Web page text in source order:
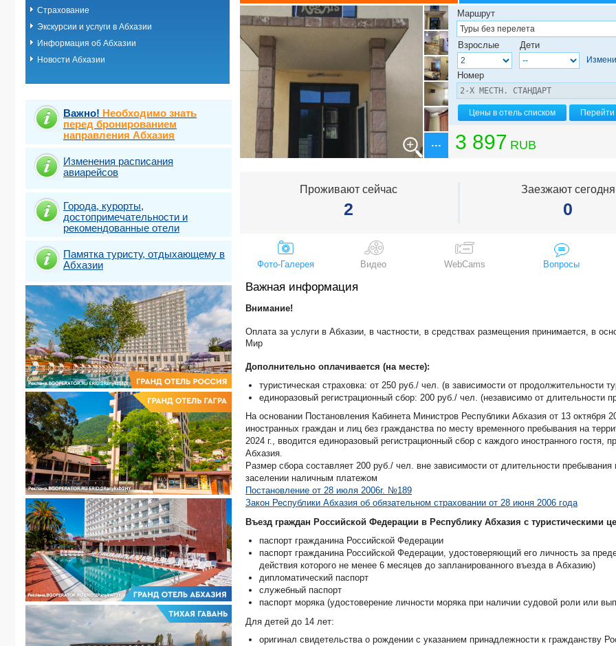
Страхование
Экскурсии и услуги в Абхазии
Информация об Абхазии
Новости Абхазии
Важно! Необходимо знать
перед бронированием
направления Абхазия
Изменения расписания
авиарейсов
Города, курорты,
достопримечательности и
рекомендованные отели
Памятка туристу, отдыхающему в
Абхазии
Цандрипш
Маршрут
Взрослые Дети
Номер
Цены в отель списком Перейти
3 897 RUB
Проживают сейчас
2
Заезжают сегодня
0
Фото-Галерея Видео WebCams Вопросы
Важная информация
Внимание!
Оплата за услуги в Абхазии, в частности, в средствах размещения принимается, в
Мир
Дополнительно оплачивается (на месте):
туристическая страховка: от 250 руб./ чел. (в зависимости от продолжительности
единоразовый регистрационный сбор: 200 руб./ чел. (независимо от длительности
На основании Постановления Кабинета Министров Республики Абхазия от 13 октября
иностранных граждан и лиц без гражданства по месту временного пребывания на
2024 г., вводится единоразовый регистрационный сбор с каждого иностранного
Абхазия.
Размер сбора составляет 200 руб./ чел. вне зависимости от длительности
заселении наличным платежом
Постановление от 28 июля 2006г. №189
Закон Республики Абхазия об обязательном страховании от 28 июня 2006 года
Въезд граждан Российской Федерации в Республику Абхазия с
паспорт гражданина Российской Федерации
паспорт гражданина Российской Федерации, удостоверяющий его личность за
действия которого не менее 6 месяцев до запланированного въезда в Абхазию)
дипломатический паспорт
служебный паспорт
паспорт моряка (удостоверение личности моряка при наличии судовой роли или
Для детей до 14 лет:
оригинал свидетельства о рождении с указанием принадлежности к гражданству